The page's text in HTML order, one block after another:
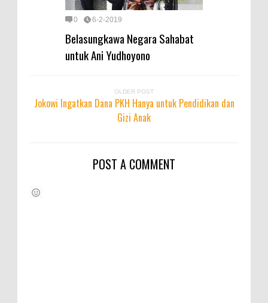
0 6-2-2019
Belasungkawa Negara Sahabat
untuk Ani Yudhoyono
OLDER POST
Jokowi Ingatkan Dana PKH Hanya untuk Pendidikan dan
Gizi Anak
POST A COMMENT